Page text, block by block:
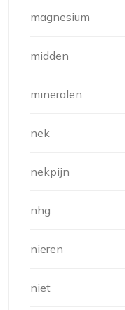
magnesium
midden
mineralen
nek
nekpijn
nhg
nieren
niet